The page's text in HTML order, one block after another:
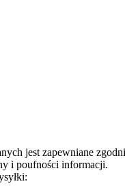
jest zapewniane
i poufności informacji.